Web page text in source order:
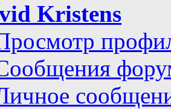
Kristens